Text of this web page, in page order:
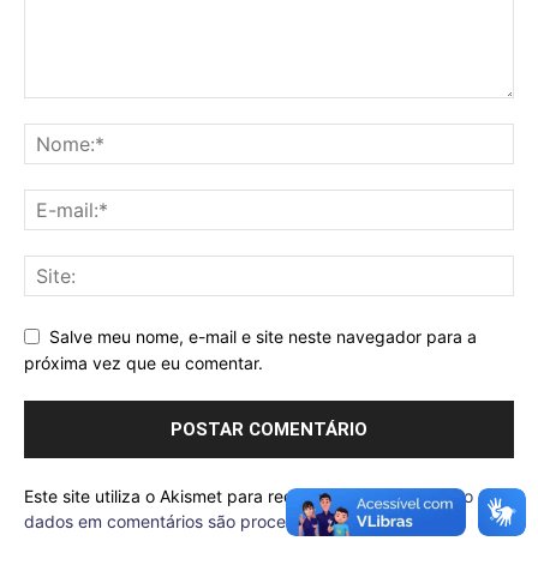
Salve meu nome, e-mail e site neste navegador para a
próxima vez que eu comentar.
Este site utiliza o Akismet para reduzir spam.Saiba como seus
dados em comentários são processados.